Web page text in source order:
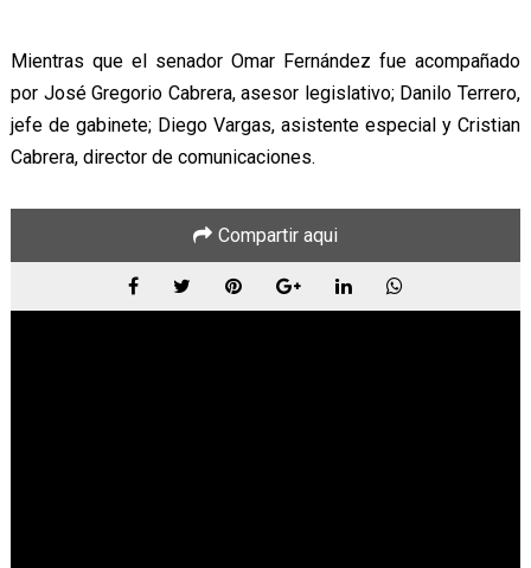
Mientras que el senador Omar Fernández fue acompañado
por José Gregorio Cabrera, asesor legislativo; Danilo Terrero,
jefe de gabinete; Diego Vargas, asistente especial y Cristian
Cabrera, director de comunicaciones.
Compartir aqui